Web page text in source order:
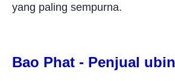
yang paling sempurna.
Bao Phat - Penjual